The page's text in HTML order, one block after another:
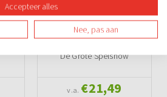
De Grote Spelshow
v.a. €21,49
Accepteer alles
Nee, pas aan